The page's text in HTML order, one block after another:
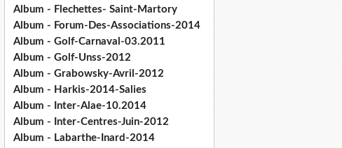
Album - Flechettes- Saint-Martory
Album - Forum-Des-Associations-2014
Album - Golf-Carnaval-03.2011
Album - Golf-Unss-2012
Album - Grabowsky-Avril-2012
Album - Harkis-2014-Salies
Album - Inter-Alae-10.2014
Album - Inter-Centres-Juin-2012
Album - Labarthe-Inard-2014